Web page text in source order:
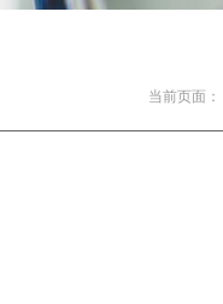
当前页面：